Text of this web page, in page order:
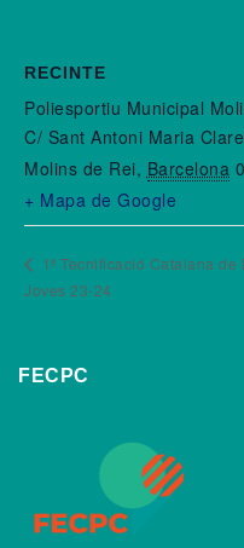
RECINTE
Poliesportiu Municipal
C/ Sant Antoni Maria
Molins de Rei, Barcelona
+ Mapa de Google
1ª Tecnificació Catalana de
Joves 23-24
FECPC